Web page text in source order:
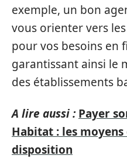
exemple, un bon
vous orienter vers
pour vos besoins en
garantissant ainsi le
des établissements
A lire aussi : Payer
Habitat : les
disposition